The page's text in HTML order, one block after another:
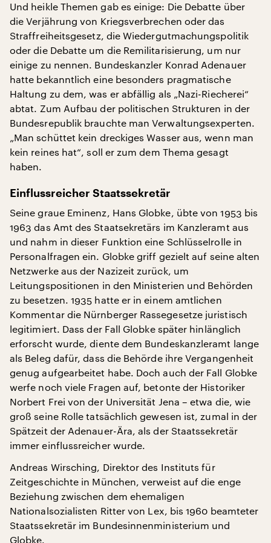
Und heikle Themen gab es einige: Die Debatte über
die Verjährung von Kriegsverbrechen oder das
Straffreiheitsgesetz, die Wiedergutmachungspolitik
oder die Debatte um die Remilitarisierung, um nur
einige zu nennen. Bundeskanzler Konrad Adenauer
hatte bekanntlich eine besonders pragmatische
Haltung zu dem, was er abfällig als „Nazi-Riecherei“
abtat. Zum Aufbau der politischen Strukturen in der
Bundesrepublik brauchte man Verwaltungsexperten.
„Man schüttet kein dreckiges Wasser aus, wenn man
kein reines hat“, soll er zum dem Thema gesagt
haben.
Einflussreicher Staatssekretär
Seine graue Eminenz, Hans Globke, übte von 1953 bis
1963 das Amt des Staatsekretärs im Kanzleramt aus
und nahm in dieser Funktion eine Schlüsselrolle in
Personalfragen ein. Globke griff gezielt auf seine alten
Netzwerke aus der Nazizeit zurück, um
Leitungspositionen in den Ministerien und Behörden
zu besetzen. 1935 hatte er in einem amtlichen
Kommentar die Nürnberger Rassegesetze juristisch
legitimiert. Dass der Fall Globke später hinlänglich
erforscht wurde, diente dem Bundeskanzleramt lange
als Beleg dafür, dass die Behörde ihre Vergangenheit
genug aufgearbeitet habe. Doch auch der Fall Globke
werfe noch viele Fragen auf, betonte der Historiker
Norbert Frei von der Universität Jena – etwa die, wie
groß seine Rolle tatsächlich gewesen ist, zumal in der
Spätzeit der Adenauer-Ära, als der Staatssekretär
immer einflussreicher wurde.
Andreas Wirsching, Direktor des Instituts für
Zeitgeschichte in München, verweist auf die enge
Beziehung zwischen dem ehemaligen
Nationalsozialisten Ritter von Lex, bis 1960 beamteter
Staatssekretär im Bundesinnenministerium und
Globke.